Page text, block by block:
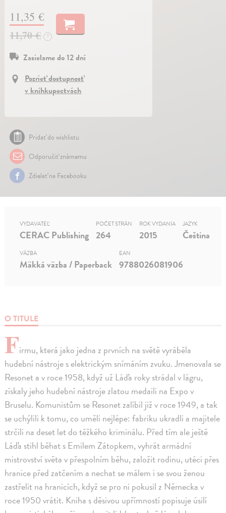
11,35 €
11,70 €
?
Zasielame do 12 dní
Pozrieť dostupnosť
v kníhkupectvách
Pridať do wishlistu
Odporučiť známemu
Zdielať na Facebooku
O TITULE
Firmu, která jako jedna z prvních na světě vyráběla
hudební nástroje s elektrickým snímáním zvuku. Jmenovala se
Resonet a v roce 1958, když už Láďa roky strádal v lágru,
získaly jeho hudební nástroje zlatou medaili na Expo v
Bruselu. Komunistům se Resonet zalíbil již v roce 1949, a tak
se uchýlili k tomu, co uměli nejlépe: fabriku ukradli a majitele
strčili na deset let do těžkého kriminálu. Před tím ale ještě
Láďa stihl běhat s Emilem Zátopkem, vyhrát armádní
mistrovství světa v přespolním běhu, založit rodinu, utéci přes
hranice před zatčením a nechat se málem i se svou ženou
zastřelit na hranicích, když se pro ni pokusil z Německa v
roce 1950 vrátit. Kniha s děsivou upřímností popisuje úsilí
VYDAVATEĽ
CERAC Publishing
POČET STRÁN
264
ROK VYDANIA
2015
JAZYK
Čeština
VÄZBA
Mäkká väzba / Paperback
EAN
9788026081906